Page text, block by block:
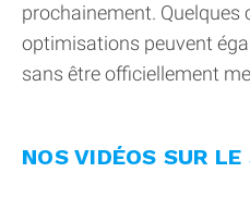
prochainement. Quelques
optimisations peuvent
sans être officiellement
NOS VIDÉOS SUR